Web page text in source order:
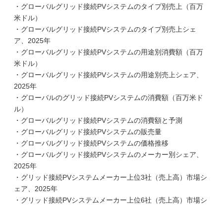
・グローバルグリッド接続PVシステムのタイプ別売上（百万
米ドル）
・グローバルグリッド接続PVシステムのタイプ別売上シェ
ア、2025年
・グローバルグリッド接続PVシステムの用途別消費額（百万
米ドル）
・グローバルグリッド接続PVシステムの用途別売上シェア、
2025年
・グローバルのグリッド接続PVシステムの消費額（百万米ド
ル）
・グローバルグリッド接続PVシステムの消費額と予測
・グローバルグリッド接続PVシステムの販売量
・グローバルグリッド接続PVシステムの価格推移
・グローバルグリッド接続PVシステムのメーカー別シェア、
2025年
・グリッド接続PVシステムメーカー上位3社（売上高）市場シ
ェア、2025年
・グリッド接続PVシステムメーカー上位6社（売上高）市場シ